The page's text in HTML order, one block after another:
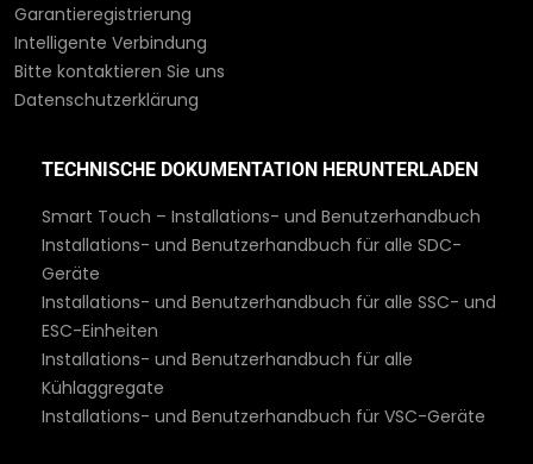
Garantieregistrierung
Intelligente Verbindung
Bitte kontaktieren Sie uns
Datenschutzerklärung
TECHNISCHE DOKUMENTATION HERUNTERLADEN
Smart Touch – Installations- und Benutzerhandbuch
Installations- und Benutzerhandbuch für alle SDC-
Geräte
Installations- und Benutzerhandbuch für alle SSC- und
ESC-Einheiten
Installations- und Benutzerhandbuch für alle
Kühlaggregate
Installations- und Benutzerhandbuch für VSC-Geräte